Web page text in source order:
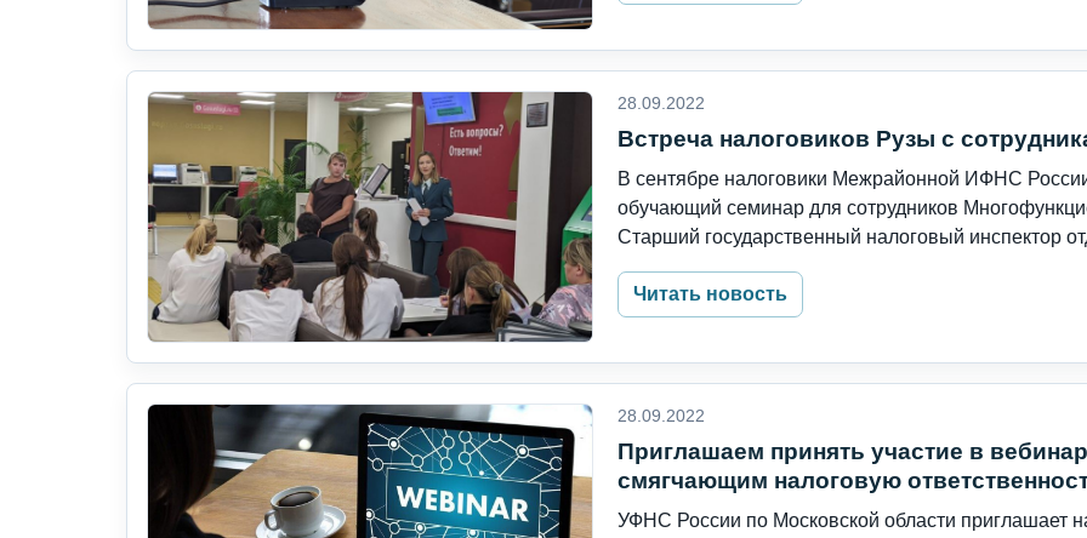
28.09.2022
Встреча налоговиков Рузы с
В сентябре налоговики Межрайонной ИФНС
обучающий семинар для сотрудников
Старший государственный налоговый инспектор
Читать новость
28.09.2022
Приглашаем принять участие в
смягчающим налоговую
УФНС России по Московской области приглашает